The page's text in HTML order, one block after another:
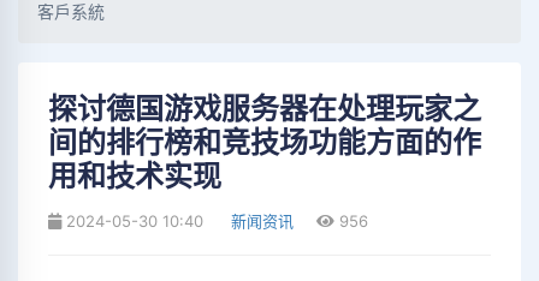
客戶系統
探讨德国游戏服务器在处理玩家之
间的排行榜和竞技场功能方面的作
用和技术实现
2024-05-30 10:40 新闻资讯 956